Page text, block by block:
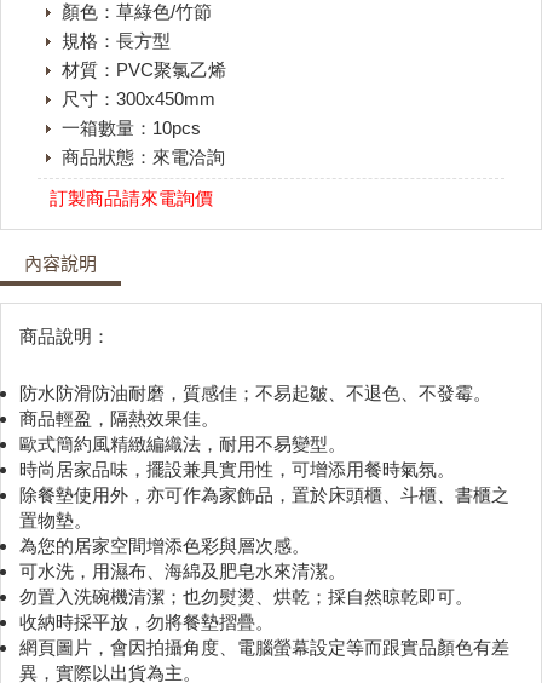
顏色：草綠色/竹節
規格：長方型
材質：PVC聚氯乙烯
尺寸：300x450mm
一箱數量：10pcs
商品狀態：來電洽詢
訂製商品請來電詢價
內容說明
商品說明：
防水防滑防油耐磨，質感佳；不易起皺、不退色、不發霉。
商品輕盈，隔熱效果佳。
歐式簡約風精緻編織法，耐用不易變型。
時尚居家品味，擺設兼具實用性，可增添用餐時氣氛。
除餐墊使用外，亦可作為家飾品，置於床頭櫃、斗櫃、書櫃之
置物墊。
為您的居家空間增添色彩與層次感。
可水洗，用濕布、海綿及肥皂水來清潔。
勿置入洗碗機清潔；也勿熨燙、烘乾；採自然晾乾即可。
收納時採平放，勿將餐墊摺疊。
網頁圖片，會因拍攝角度、電腦螢幕設定等而跟實品顏色有差
異，實際以出貨為主。